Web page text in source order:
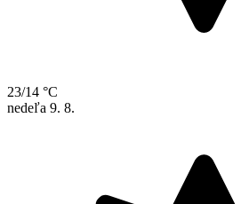
23/14 °C
nedeľa 9. 8.